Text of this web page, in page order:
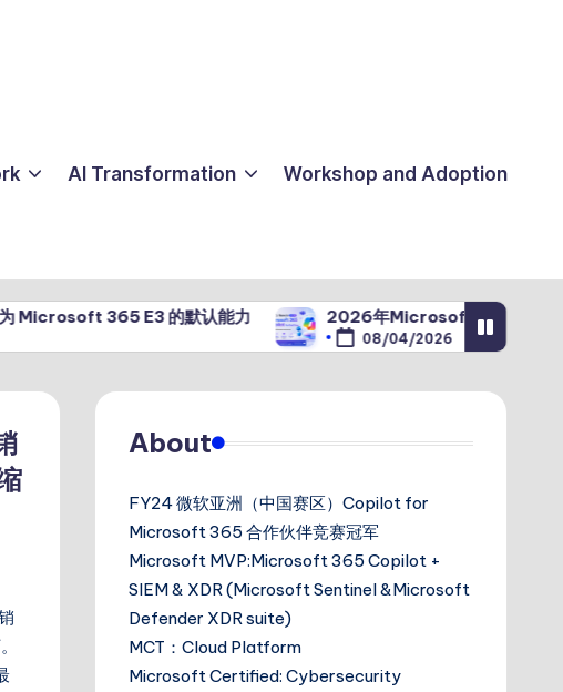
AI Transformation Workshop and Adoption
E3 的默认能力 2026年Microsoft 365 Copilot 7月版更新-
08/04/2026
About
FY24 微软亚洲（中国赛区）Copilot for
Microsoft 365 合作伙伴竞赛冠军
Microsoft MVP:Microsoft 365 Copilot +
SIEM & XDR (Microsoft Sentinel &Microsoft
Defender XDR suite)
MCT：Cloud Platform
Microsoft Certified: Cybersecurity